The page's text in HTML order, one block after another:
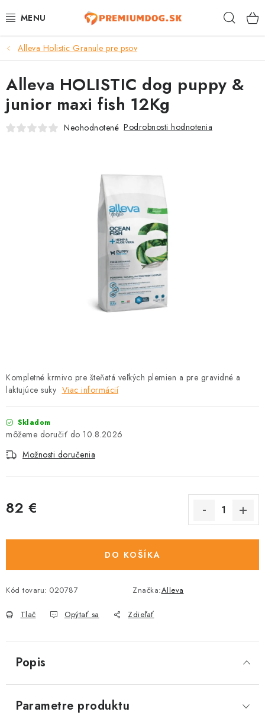
na
TOP 100 PRODUKTOV
NOVINKY
AKCIE
VONKAJŠIE VTÁCTVO
GELOREN KĽBOVÁ VÝŽIVA
CHOVATEĽSKÉ POTREBY
Alleva Holistic Granule pre psov
Kompletné krmivo pre šteňatá veľkých plemien a pre gravidné a
laktujúce suky Viac informácií
Skladom
10.8.2026
Možnosti doručenia
82 €
DO KOŠÍKA
Kód tovaru: 020787 Značka:Alleva
Tlač Opýtať sa Zdieľať
Alleva HOLISTIC dog puppy &
junior maxi fish 12Kg
Neohodnotené Podrobnosti hodnotenia
Popis
Parametre produktu